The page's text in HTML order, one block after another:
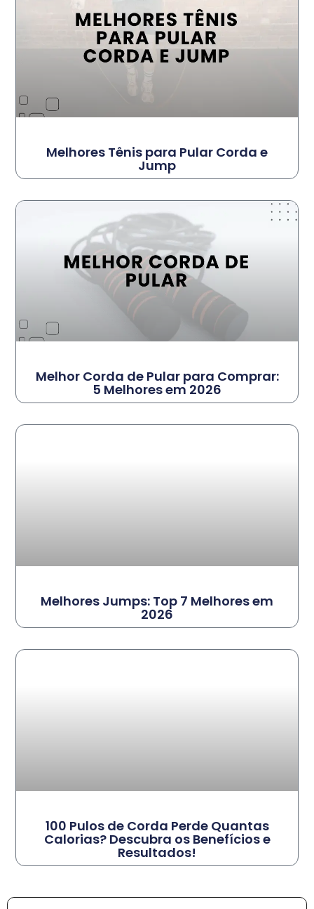
Melhores Tênis para Pular Corda e
Jump
Melhor Corda de Pular para Comprar:
5 Melhores em 2026
Melhores Jumps: Top 7 Melhores em
2026
100 Pulos de Corda Perde Quantas
Calorias? Descubra os Benefícios e
Resultados!